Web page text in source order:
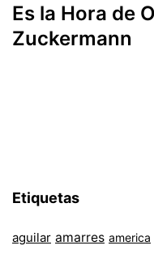
Es la Hora de
Zuckermann
Etiquetas
aguilar amarres america